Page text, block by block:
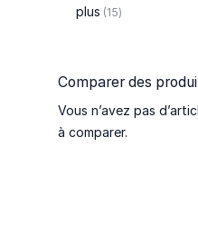
plus 15articles
Comparer des
Vous n’avez pas
à comparer.